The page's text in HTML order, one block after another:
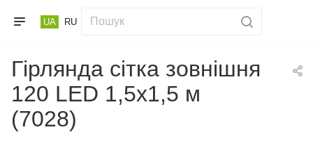
UA RU
Гірлянда сітка зовнішня
120 LED 1,5х1,5 м
(7028)